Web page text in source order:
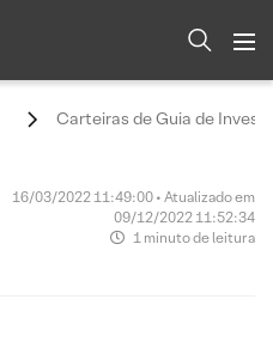
Carteiras de Guia de
16/03/2022 11:49:00 • Atualizado em
09/12/2022 11:52:34
1 minuto de leitura